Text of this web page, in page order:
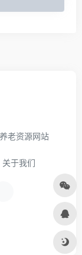
老资源网站
关于我们